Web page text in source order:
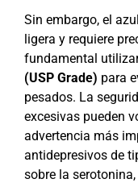
Sin embargo, el
ligera y requiere
fundamental
(USP Grade) para
pesados. La
excesivas pueden
advertencia más
antidepresivos de
sobre la